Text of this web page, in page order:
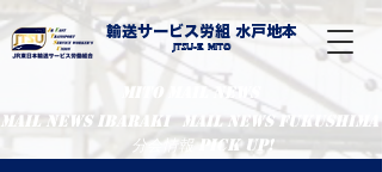
輸送サービス労組 水戸地本
​Jtsu-E Mito
MITO MAIL NEWS
MaiL NEWS IBARAKI MaiL NEWS FUKUSHIMA
分会情報 PIcK UP!